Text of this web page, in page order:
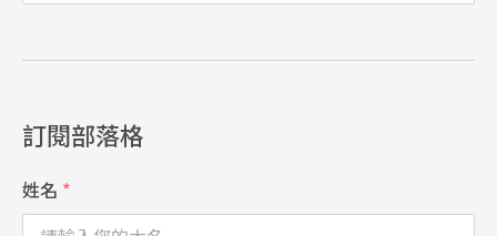
訂閱部落格
姓名 *